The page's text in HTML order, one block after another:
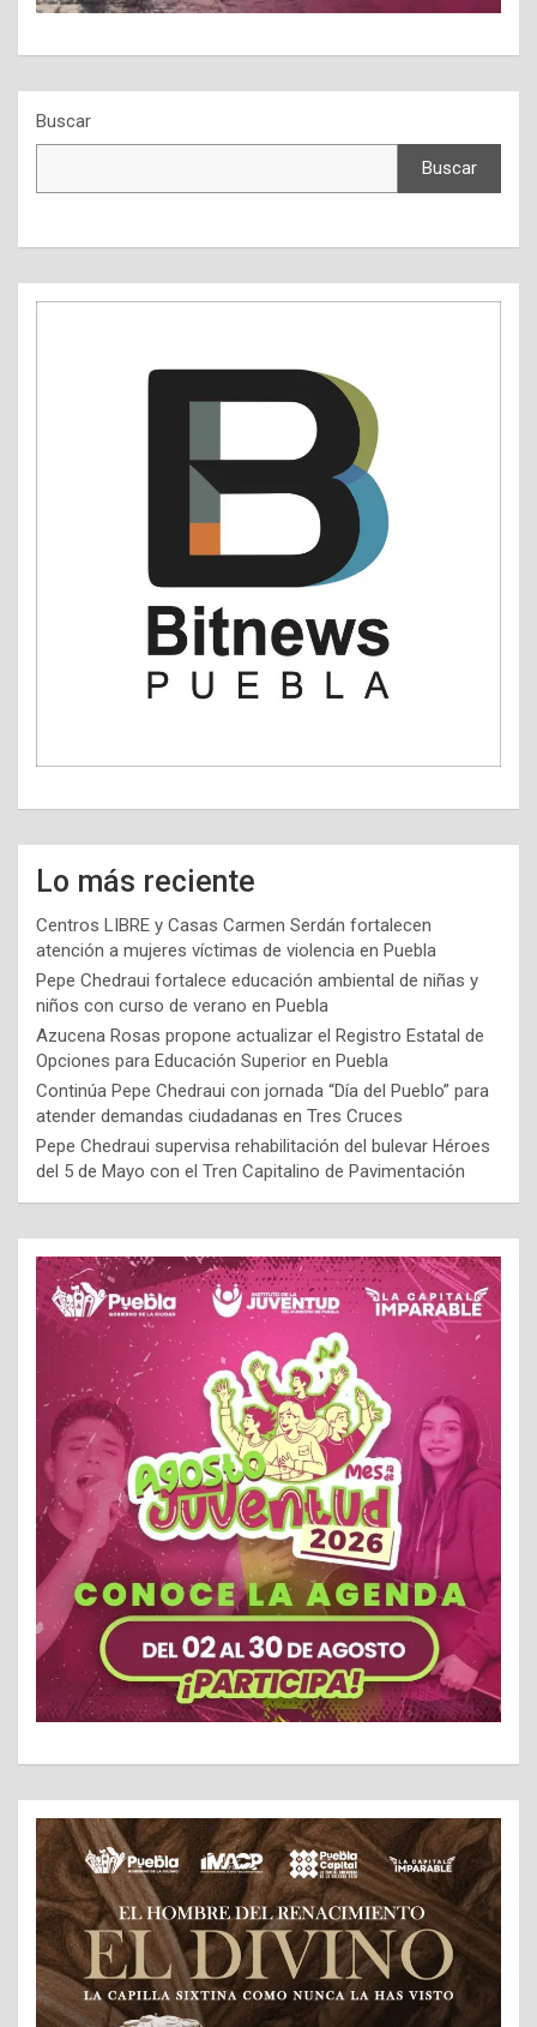
Buscar
Buscar
Lo más reciente
Centros LIBRE y Casas Carmen Serdán fortalecen
atención a mujeres víctimas de violencia en Puebla
Pepe Chedraui fortalece educación ambiental de niñas y
niños con curso de verano en Puebla
Azucena Rosas propone actualizar el Registro Estatal de
Opciones para Educación Superior en Puebla
Continúa Pepe Chedraui con jornada “Día del Pueblo” para
atender demandas ciudadanas en Tres Cruces
Pepe Chedraui supervisa rehabilitación del bulevar Héroes
del 5 de Mayo con el Tren Capitalino de Pavimentación